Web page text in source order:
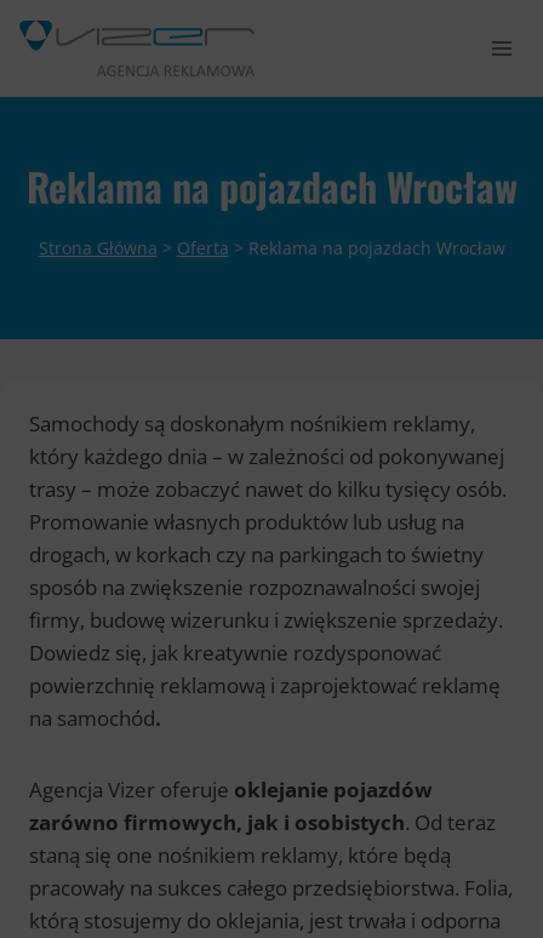
Przejdź
Reklama na pojazdach Wrocław
Strona Główna > Oferta > Reklama na pojazdach Wrocław
Samochody są doskonałym nośnikiem reklamy,
który każdego dnia – w zależności od pokonywanej
trasy – może zobaczyć nawet do kilku tysięcy osób.
Promowanie własnych produktów lub usług na
drogach, w korkach czy na parkingach to świetny
sposób na zwiększenie rozpoznawalności swojej
firmy, budowę wizerunku i zwiększenie sprzedaży.
Dowiedz się, jak kreatywnie rozdysponować
powierzchnię reklamową i zaprojektować reklamę
na samochód.
Agencja Vizer oferuje oklejanie pojazdów
zarówno firmowych, jak i osobistych. Od teraz
staną się one nośnikiem reklamy, które będą
pracowały na sukces całego przedsiębiorstwa. Folia,
którą stosujemy do oklejania, jest trwała i odporna